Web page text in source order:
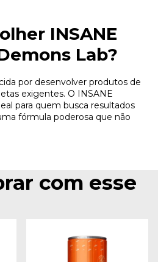
INSANE
Lab?
por desenvolver produtos de
exigentes. O INSANE
para quem busca resultados
fórmula poderosa que não
com esse